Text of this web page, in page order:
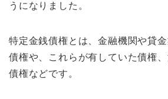
うになりました。
特定金銭債権とは、金融機関や貸
債権や、これらが有していた債権
債権などです。